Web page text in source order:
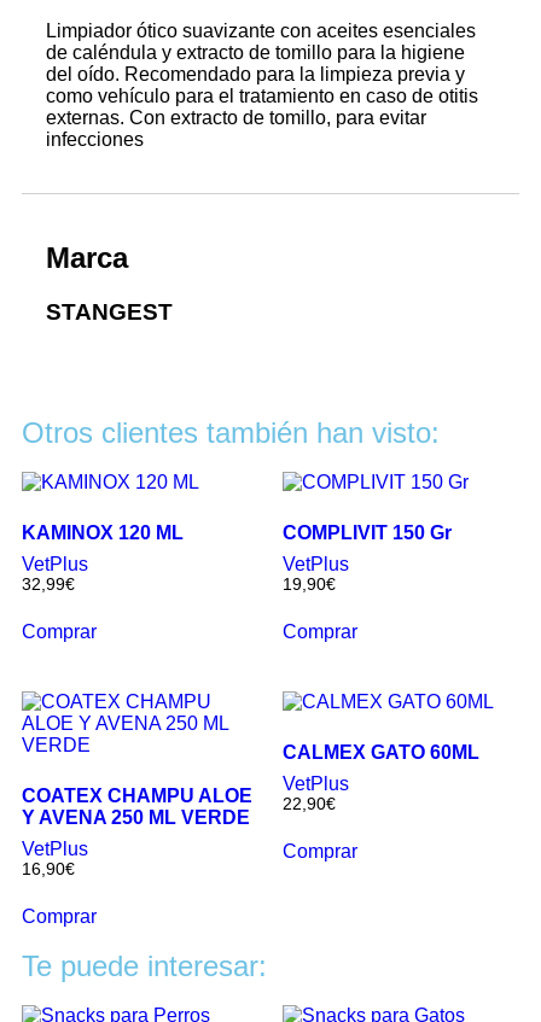
Limpiador ótico suavizante con aceites esenciales
de caléndula y extracto de tomillo para la higiene
del oído. Recomendado para la limpieza previa y
como vehículo para el tratamiento en caso de otitis
externas. Con extracto de tomillo, para evitar
infecciones
Marca
STANGEST
Otros clientes también han visto:
KAMINOX 120 ML
VetPlus
32,99€
Comprar
COMPLIVIT 150 Gr
VetPlus
19,90€
Comprar
COATEX CHAMPU ALOE
Y AVENA 250 ML VERDE
VetPlus
16,90€
Comprar
CALMEX GATO 60ML
VetPlus
22,90€
Comprar
Te puede interesar: